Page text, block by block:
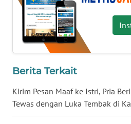
Berita Terkait
Kirim Pesan Maaf ke Istri, Pria
Tewas dengan Luka Tembak di
MALUKU
WN
MALUT
WN
WN
DANAU